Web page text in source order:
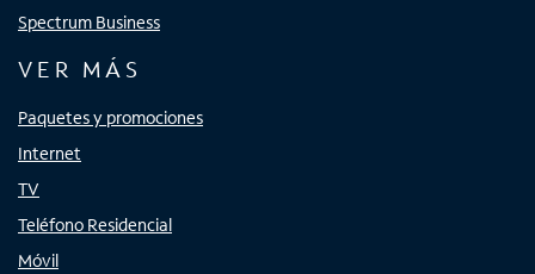
Spectrum Business
VER MÁS
Paquetes y promociones
Internet
TV
Teléfono Residencial
Móvil